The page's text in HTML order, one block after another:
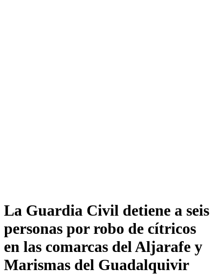
La Guardia Civil detiene a seis
personas por robo de cítricos
en las comarcas del Aljarafe y
Marismas del Guadalquivir